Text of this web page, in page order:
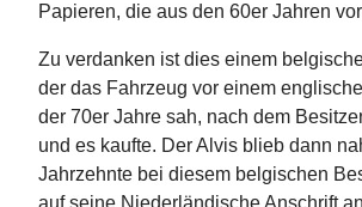
Papieren, die aus den 60er Jahren
Zu verdanken ist dies einem
der das Fahrzeug vor einem
der 70er Jahre sah, nach dem
und es kaufte. Der Alvis blieb dann
Jahrzehnte bei diesem belgischen